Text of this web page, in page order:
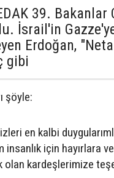
39.
İsrail'in
Erdoğan,
gibi
şöyle:
en kalbi
için hayırlara
olan kardeşlerimize